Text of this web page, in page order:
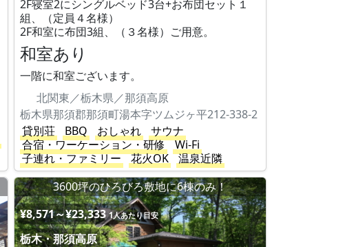
2F寝室2にシングルベッド3台+お布団セット１
組、（定員４名様）
2F和室に布団3組、（３名様）ご用意。
和室あり
一階に和室ございます。
北関東／栃木県／那須高原
栃木県那須郡那須町湯本字ツムジヶ平212-338-2
貸別荘
BBQ おしゃれ
サウナ
合宿・ワーケーション・研修
Wi-Fi
子連れ・ファミリー
花火OK
温泉近隣
3600坪のひろびろ敷地に6棟のみ！
¥8,571～¥23,333 1人あたり目安
栃木・那須高原